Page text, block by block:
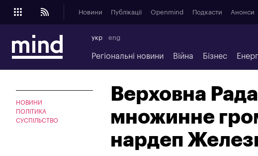
Новини Публікації Openmind Подкасти Анонси
укр eng
Регіональні новини Війна Бізнес
НОВИНИ
ПОЛІТИКА
СУСПІЛЬСТВО
Верховна
множинне
нардеп